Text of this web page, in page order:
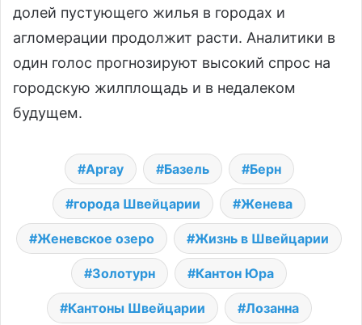
долей пустующего жилья в городах и
агломерации продолжит расти. Аналитики в
один голос прогнозируют высокий спрос на
городскую жилплощадь и в недалеком
будущем.
Аргау Базель Берн
города Швейцарии Женева
Женевское озеро Жизнь в Швейцарии
Золотурн Кантон Юра
Кантоны Швейцарии Лозанна